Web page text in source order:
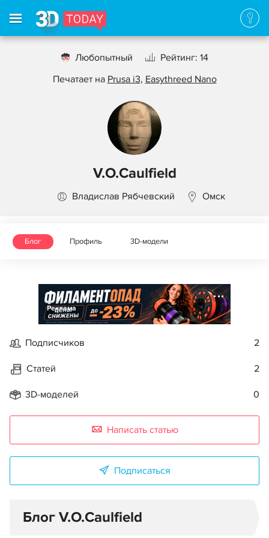
Любопытный
Рейтинг: 14
Печатает на Prusa i3, Easythreed Nano
V.O.Caulfield
Владислав Рябчевский Омск
Блог Профиль 3D-модели
Реклама
Подписчиков 2
Статей 2
3D-моделей 0
Написать статью
Подписаться
Блог V.O.Caulfield